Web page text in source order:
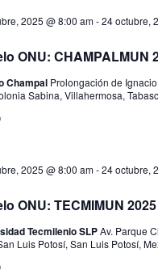
ONU: CHAMPALMUN
2025 @ 8:00 am-24 octubre,
Champal Prolongación de
Sabina, Villahermosa,
ONU: TECMIMUN 2025
2025 @ 8:00 am-24 octubre,
Tecmilenio SLPAv. Parque
Luis Potosí, San Luis Potosí,